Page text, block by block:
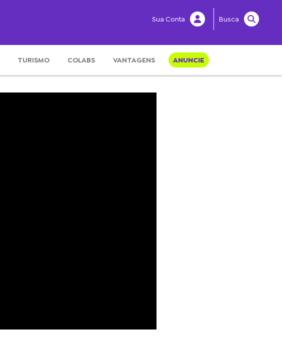
Busca
Sua Conta
TURISMO COLABS VANTAGENS ANUNCIE